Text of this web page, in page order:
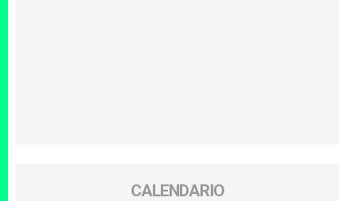
CALENDARIO